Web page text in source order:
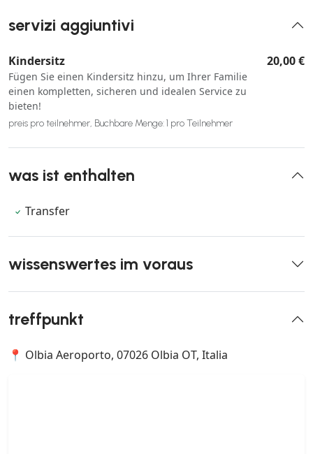
servizi aggiuntivi
Kindersitz
Fügen Sie einen Kindersitz hinzu, um Ihrer Familie
einen kompletten, sicheren und idealen Service zu
bieten!
20,00 €
preis pro teilnehmer, Buchbare Menge: 1 pro Teilnehmer
was ist enthalten
Transfer
wissenswertes im voraus
treffpunkt
📍 Olbia Aeroporto, 07026 Olbia OT, Italia